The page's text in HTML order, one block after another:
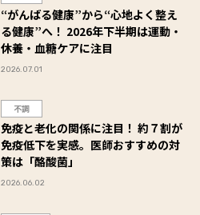
“がんばる健康”から“心地よく整え
る健康”へ！ 2026年下半期は運動・
休養・血糖ケアに注目
2026.07.01
不調
免疫と老化の関係に注目！ 約７割が
免疫低下を実感。医師おすすめの対
策は「酪酸菌」
2026.06.02